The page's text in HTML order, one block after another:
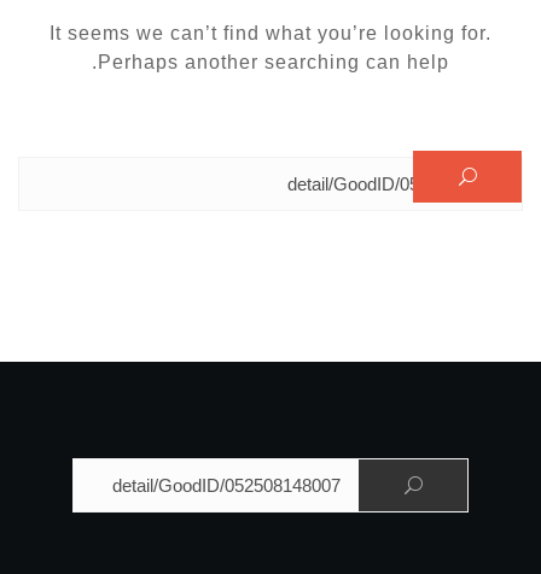
It seems we can’t find what you’re looking for.
Perhaps another searching can help.
البحث عن: